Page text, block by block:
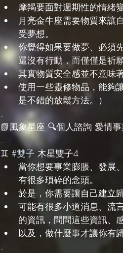
摩羯要面對週期性的情緒
月亮金牛座需要物質來讓
受夢想。
你覺得如果要做夢、必須
還沒有行動，而僅僅是祈
其實物質安全感並不意味
使用一些靈修物品，能夠
是不錯的放鬆方法。）
.
📗風象星座 🔍個人諮詢 愛情
.
♊️ #雙子 木星雙子4
當你想要事業膨脹、發展
有很多瑣碎的念頭。
於是，你需要讓自己建立
可能有很多小道消息、流
的資訊，問問這些資訊、
以及，做什麼事才讓你有
.